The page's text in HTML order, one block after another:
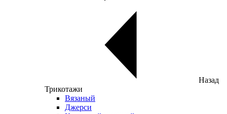
Назад
Трикотажи
Вязаный
Джерси